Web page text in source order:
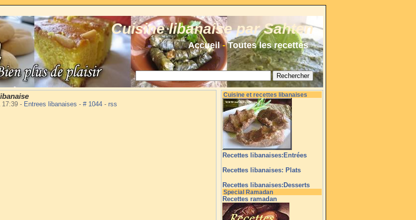
Cuisine libanaise par Sahten
Accueil-Toutes les recettes
17:39 - Entrees libanaises - # 1044 - rss
Cuisine et recettes libanaises
Recettes libanaises:Entrées
Recettes libanaises: Plats
Recettes libanaises:Desserts
Special Ramadan
Recettes ramadan